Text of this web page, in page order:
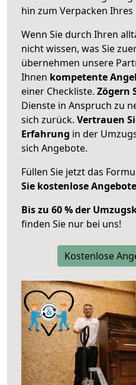
hin zum Verpacken
Wenn Sie durch Ihren
nicht wissen, was Sie
übernehmen unsere
Ihnen kompetente
einer Checkliste. Zögern
Dienste in Anspruch zu
sich zurück. Vertrauen
Erfahrung in der
sich Angebote.
Füllen Sie jetzt das
Sie kostenlose Angebote
Bis zu 60 % der
finden Sie nur bei uns!
Kostenlose